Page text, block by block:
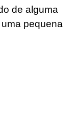
de alguma
pequena